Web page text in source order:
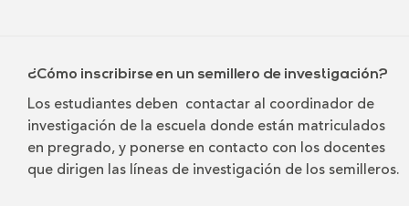
¿Cómo inscribirse en un semillero de investigación?
Los estudiantes deben contactar al coordinador de
investigación de la escuela donde están matriculados
en pregrado, y ponerse en contacto con los docentes
que dirigen las líneas de investigación de los semilleros.